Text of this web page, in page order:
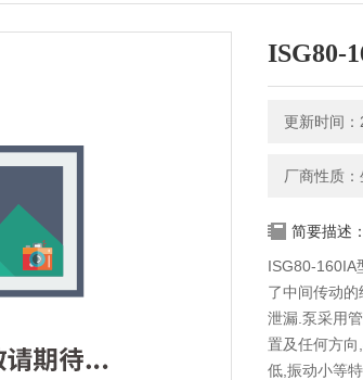
ISG80-
更新时间
厂商性质
简要描述：
ISG80-160IA
了中间传动
泄漏.泵采用
置及任何方
低,振动小等